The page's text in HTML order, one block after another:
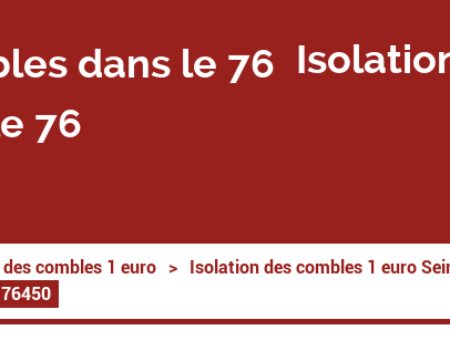
76
combles 1 euro > Isolation des combles 1 euro